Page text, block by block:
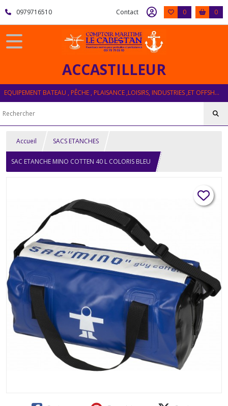
0979716510 Contact 0 0
ACCASTILLEUR
EQUIPEMENT BATEAU , PÊCHE , PLAISANCE ,LOISIRS, INDUSTRIES ,ET OFFSHORE
Accueil SACS ETANCHES
SAC ETANCHE MINO COTTEN 40 L COLORIS BLEU